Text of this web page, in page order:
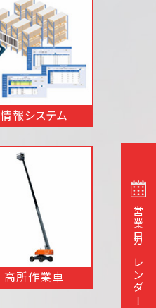
情報システム
高所作業車 営業日カレンダー